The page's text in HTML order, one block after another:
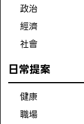
政治
經濟
社會
日常提案
健康
職場